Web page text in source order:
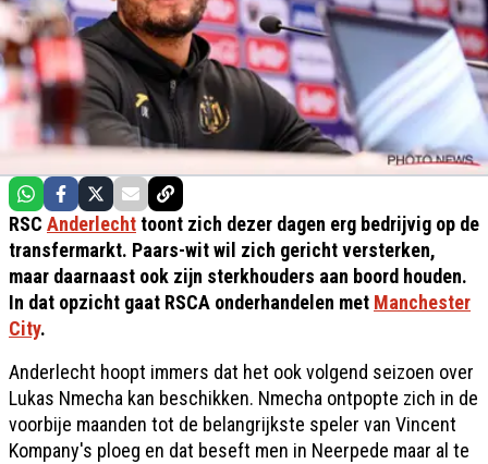
RSC Anderlechttoont zich dezer dagen erg bedrijvig op de
transfermarkt. Paars-wit wil zich gericht versterken,
maar daarnaast ook zijn sterkhouders aan boord houden.
In dat opzicht gaat RSCA onderhandelen met Manchester
City.
Anderlecht hoopt immers dat het ook volgend seizoen over
Lukas Nmecha kan beschikken. Nmecha ontpopte zich in de
voorbije maanden tot de belangrijkste speler van Vincent
Kompany's ploeg en dat beseft men in Neerpede maar al te